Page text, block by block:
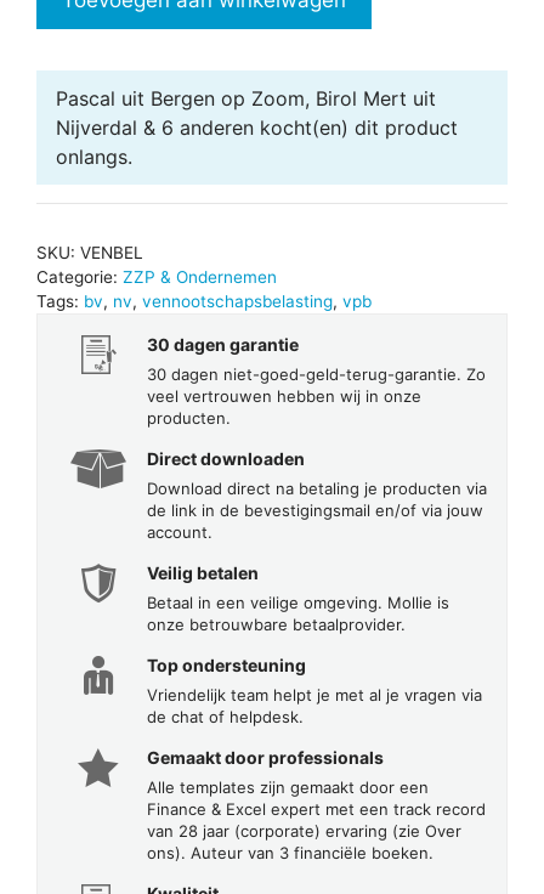
Pascal uit Bergen op Zoom, Birol Mert uit
Nijverdal & 6 anderen kocht(en) dit product
onlangs.
SKU: VENBEL
Categorie: ZZP & Ondernemen
Tags: bv, nv, vennootschapsbelasting, vpb
30 dagen garantie
30 dagen niet-goed-geld-terug-garantie. Zo
veel vertrouwen hebben wij in onze
producten.
Direct downloaden
Download direct na betaling je producten via
de link in de bevestigingsmail en/of via jouw
account.
Veilig betalen
Betaal in een veilige omgeving. Mollie is
onze betrouwbare betaalprovider.
Top ondersteuning
Vriendelijk team helpt je met al je vragen via
de chat of helpdesk.
Gemaakt door professionals
Alle templates zijn gemaakt door een
Finance & Excel expert met een track record
van 28 jaar (corporate) ervaring (zie Over
ons). Auteur van 3 financiële boeken.